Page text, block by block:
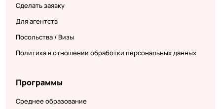
Сделать заявку
Для агентств
Посольства / Визы
Политика в отношении обработки персональных данных
Программы
Среднее образование